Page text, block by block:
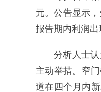
元。公告显示
报告期内利润出
分析人士
主动举措。窄
道在四个月内